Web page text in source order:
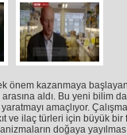
önem kazanmaya
aldı. Bu yeni bilim
amaçlıyor.
ve ilaç türleri için büyük bir
doğaya